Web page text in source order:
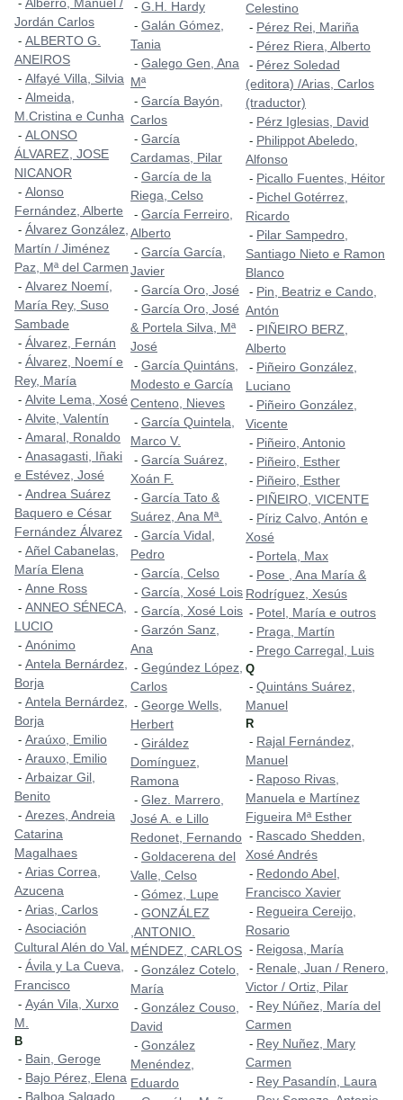
- Alberro, Manuel /
Jordán Carlos
- ALBERTO G.
ANEIROS
- Alfayé Villa, Silvia
- Almeida,
M.Cristina e Cunha
- ALONSO
ÁLVAREZ, JOSE
NICANOR
- Alonso
Fernández, Alberte
- Álvarez González,
Martín / Jiménez
Paz, Mª del Carmen
- Alvarez Noemí,
María Rey, Suso
Sambade
- Álvarez, Fernán
- Álvarez, Noemí e
Rey, María
- Alvite Lema, Xosé
- Alvite, Valentín
- Amaral, Ronaldo
- Anasagasti, Iñaki
e Estévez, José
- Andrea Suárez
Baquero e César
Fernández Álvarez
- Añel Cabanelas,
María Elena
- Anne Ross
- ANNEO SÉNECA,
LUCIO
- Anónimo
- Antela Bernárdez,
Borja
- Antela Bernárdez,
Borja
- Araúxo, Emilio
- Arauxo, Emilio
- Arbaizar Gil,
Benito
- Arezes, Andreia
Catarina
Magalhaes
- Arias Correa,
Azucena
- Arias, Carlos
- Asociación
Cultural Alén do Val.
- Ávila y La Cueva,
Francisco
- Ayán Vila, Xurxo
M.
B
- Bain, Geroge
- Bajo Pérez, Elena
- Balboa Salgado,
- G.H. Hardy
- Galán Gómez,
Tania
- Galego Gen, Ana
Mª
- García Bayón,
Carlos
- García
Cardamas, Pilar
- García de la
Riega, Celso
- García Ferreiro,
Alberto
- García García,
Javier
- García Oro, José
- García Oro, José
& Portela Silva, Mª
José
- García Quintáns,
Modesto e García
Centeno, Nieves
- García Quintela,
Marco V.
- García Suárez,
Xoán F.
- García Tato &
Suárez, Ana Mª.
- García Vidal,
Pedro
- García, Celso
- García, Xosé Lois
- García, Xosé Lois
- Garzón Sanz,
Ana
- Gegúndez López,
Carlos
- George Wells,
Herbert
- Giráldez
Domínguez,
Ramona
- Glez. Marrero,
José A. e Lillo
Redonet, Fernando
- Goldacerena del
Valle, Celso
- Gómez, Lupe
- GONZÁLEZ
,ANTONIO.
MÉNDEZ, CARLOS
- González Cotelo,
María
- González Couso,
David
- González
Menéndez,
Eduardo
Celestino
- Pérez Rei, Mariña
- Pérez Riera, Alberto
- Pérez Soledad
(editora) /Arias, Carlos
(traductor)
- Pérz Iglesias, David
- Philippot Abeledo,
Alfonso
- Picallo Fuentes, Héitor
- Pichel Gotérrez,
Ricardo
- Pilar Sampedro,
Santiago Nieto e Ramon
Blanco
- Pin, Beatriz e Cando,
Antón
- PIÑEIRO BERZ,
Alberto
- Piñeiro González,
Luciano
- Piñeiro González,
Vicente
- Piñeiro, Antonio
- Piñeiro, Esther
- Piñeiro, Esther
- PIÑEIRO, VICENTE
- Píriz Calvo, Antón e
Xosé
- Portela, Max
- Pose , Ana María &
Rodríguez, Xesús
- Potel, María e outros
- Praga, Martín
- Prego Carregal, Luis
Q
- Quintáns Suárez,
Manuel
R
- Rajal Fernández,
Manuel
- Raposo Rivas,
Manuela e Martínez
Figueira Mª Esther
- Rascado Shedden,
Xosé Andrés
- Redondo Abel,
Francisco Xavier
- Regueira Cereijo,
Rosario
- Reigosa, María
- Renale, Juan / Renero,
Victor / Ortiz, Pilar
- Rey Núñez, María del
Carmen
- Rey Nuñez, Mary
Carmen
- Rey Pasandín, Laura